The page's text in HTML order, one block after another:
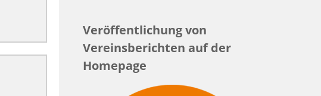
Veröffentlichung von
Vereinsberichten auf der
Homepage